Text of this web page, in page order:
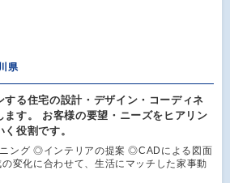
県
する住宅の設計・デザイン・コーディネ
ます。 お客様の要望・ニーズをヒアリン
役割です。
ング ◎インテリアの提案 ◎CADによる図面
変化に合わせて、生活にマッチした家事動